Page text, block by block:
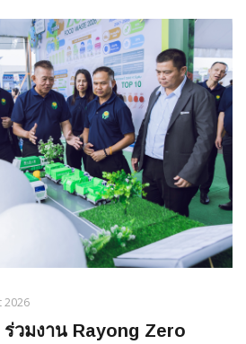
2026
วมงาน Rayong Zero